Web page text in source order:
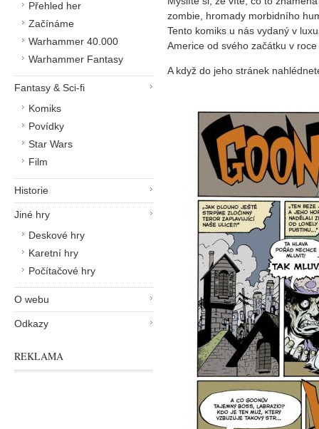
zombie, hromady morbidního
Tento komiks u nás vydaný v
Americe od svého začátku v
A když do jeho stránek
Přehled her
Začínáme
Warhammer 40.000
Warhammer Fantasy
Fantasy & Sci-fi
Komiks
Povídky
Star Wars
Film
Historie
Jiné hry
Deskové hry
Karetní hry
Počítačové hry
O webu
Odkazy
REKLAMA